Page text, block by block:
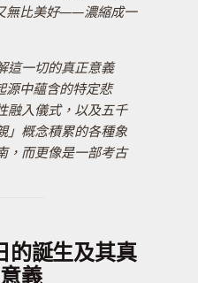
無比美好——濃縮成一
這一切的真正意義
中蘊含的特定悲
融入儀式，以及五千
」概念積累的各種象
，而更像是一部考古
的誕生及其真
義